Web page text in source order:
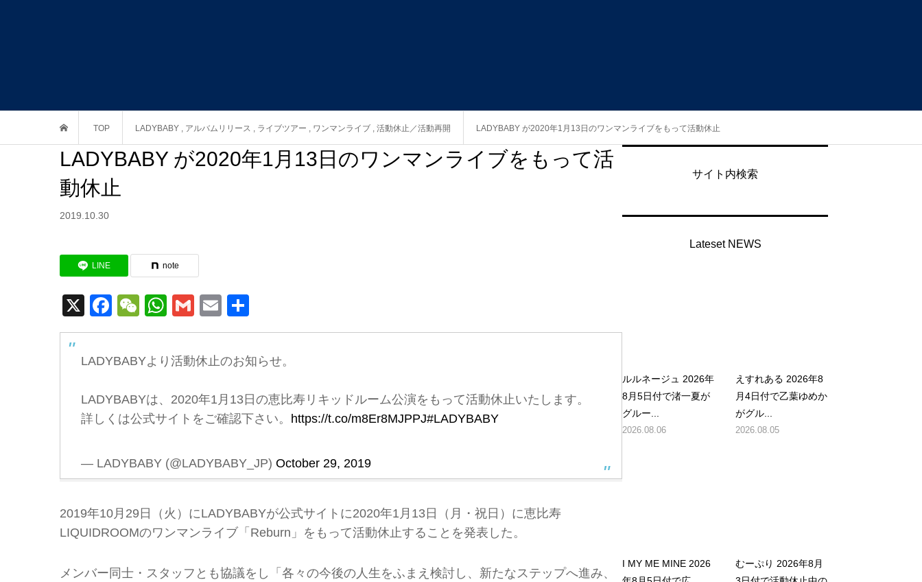
TOP LADYBABY , アルバムリリース , ライブツアー , ワンマンライブ , 活動休止／活動再開 LADYBABY が2020年1月13日のワンマンライブをもって活動休止
LADYBABY が2020年1月13日のワンマンライブをもって活
動休止
2019.10.30
LINE note
X Facebook
WeChat
WhatsApp
GmailEmail
有
LADYBABYより活動休止のお知らせ。
LADYBABYは、2020年1月13日の恵比寿リキッドルーム公演をもって活動休止いたします。
詳しくは公式サイトをご確認下さい。 https://t.co/m8Er8MJPPJ#LADYBABY
— LADYBABY (@LADYBABY_JP) October 29, 2019
2019年10月29日（火）にLADYBABYが公式サイトに2020年1月13日（月・祝日）に恵比寿
LIQUIDROOMのワンマンライブ「Reburn」をもって活動休止することを発表した。
メンバー同士・スタッフとも協議をし「各々の今後の人生をふまえ検討し、新たなステップへ進み、
サイト内検索
Lateset NEWS
ルルネージュ 2026年
8月5日付で渚一夏が
グルー...
2026.08.06
えすれある 2026年8
月4日付で乙葉ゆめか
がグル...
2026.08.05
I MY ME MINE 2026
むーぷり 2026年8月